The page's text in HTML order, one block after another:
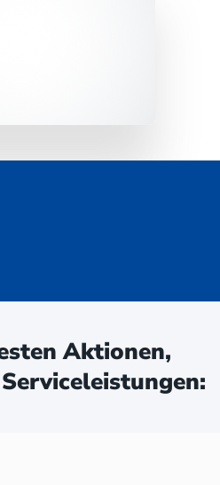
Aktionen,